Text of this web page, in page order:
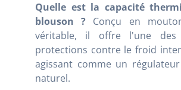
Quelle est la capacité
blouson ? Conçu en
véritable, il offre l'une des
protections contre le froid
agissant comme un
naturel.